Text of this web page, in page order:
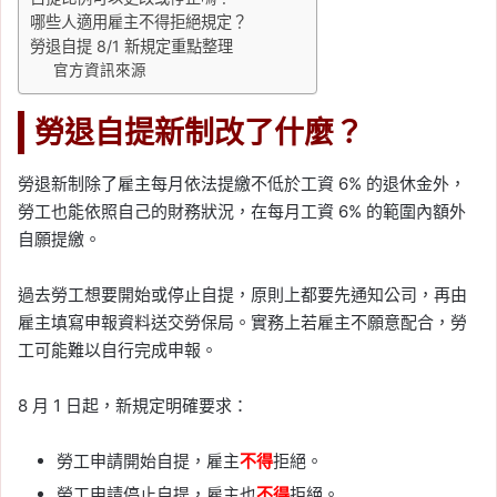
哪些人適用雇主不得拒絕規定？
勞退自提 8/1 新規定重點整理
官方資訊來源
勞退自提新制改了什麼？
勞退新制除了雇主每月依法提繳不低於工資 6% 的退休金外，
勞工也能依照自己的財務狀況，在每月工資 6% 的範圍內額外
自願提繳。
過去勞工想要開始或停止自提，原則上都要先通知公司，再由
雇主填寫申報資料送交勞保局。實務上若雇主不願意配合，勞
工可能難以自行完成申報。
8 月 1 日起，新規定明確要求：
勞工申請開始自提，雇主不得拒絕。